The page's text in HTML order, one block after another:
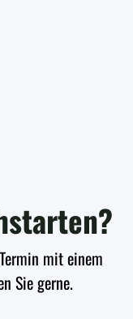
mit einem
Sie gerne.